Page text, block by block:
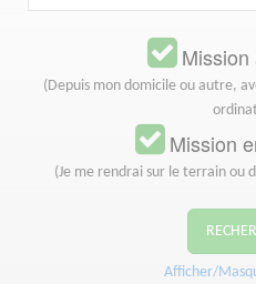
(Depuis mon domicile ou autre,
Mission
(Je me rendrai sur le terrain ou
Afficher/